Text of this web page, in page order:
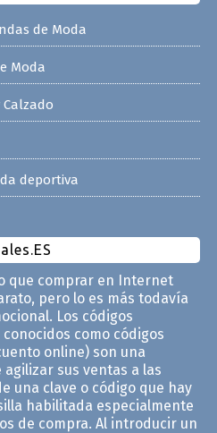
de Moda
Moda
deportiva
que comprar en Internet
pero lo es más todavía
Los códigos
como códigos
online) son una
sus ventas a las
una clave o código que hay
habilitada especialmente
de compra. Al introducir un